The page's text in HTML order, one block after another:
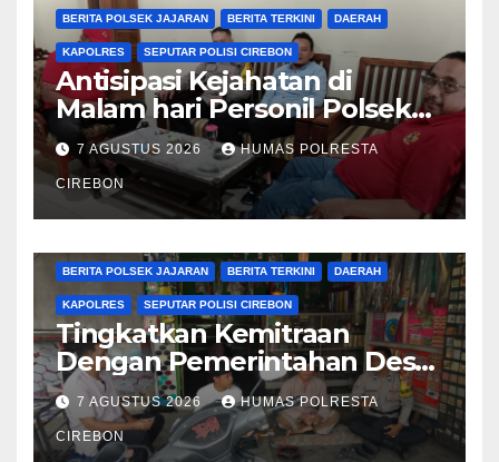
BERITA POLSEK JAJARAN BERITA TERKINI DAERAH
KAPOLRES SEPUTAR POLISI CIREBON
Antisipasi Kejahatan di
Malam hari Personil Polsek
Plered Polresta Cirebon
Laksanakan Patroli
7 AGUSTUS 2026 HUMAS POLRESTA
CIREBON
BERITA POLSEK JAJARAN BERITA TERKINI DAERAH
KAPOLRES SEPUTAR POLISI CIREBON
Tingkatkan Kemitraan
Dengan Pemerintahan Desa,
Bhabinkamtibmas Desa
Cikalahang Laksanakan
Sambang Desa
7 AGUSTUS 2026 HUMAS POLRESTA
CIREBON